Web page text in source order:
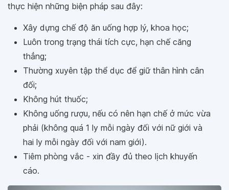
thực hiện những biện pháp sau đây:
Xây dựng chế độ ăn uống hợp lý, khoa học;
Luôn trong trạng thái tích cực, hạn chế căng
thẳng;
Thường xuyên tập thể dục để giữ thân hình cân
đối;
Không hút thuốc;
Không uống rượu, nếu có nên hạn chế ở mức vừa
phải (không quá 1 ly mỗi ngày đối với nữ giới và
hai ly mỗi ngày đối với nam giới).
Tiêm phòng vắc - xin đầy đủ theo lịch khuyến
cáo.